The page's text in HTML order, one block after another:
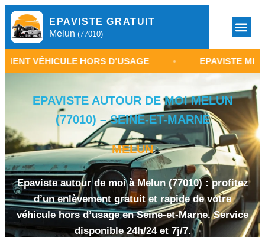
EPAVISTE GRATUIT
Melun (77010)
HORS D'USAGE • EPAVISTE MELUN 77010
EPAVISTE AUTOUR DE MOI MELUN
(77010) – SEINE-ET-MARNE
MELUN
Epaviste autour de moi à Melun (77010) : profitez
d’un enlèvement gratuit et rapide de votre
véhicule hors d’usage en Seine-et-Marne. Service
disponible 24h/24 et 7j/7.